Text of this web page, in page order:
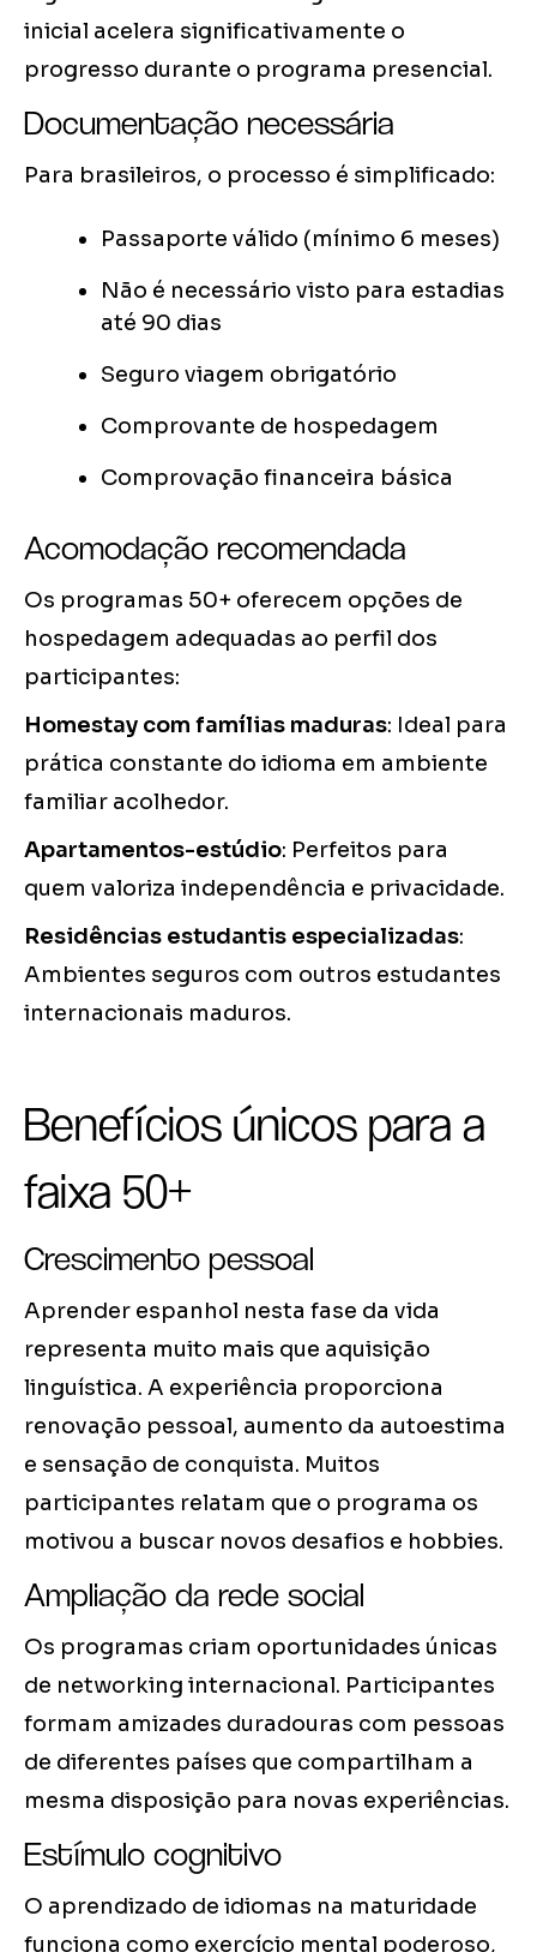
inicial acelera significativamente o
progresso durante o programa presencial.
Documentação necessária
Para brasileiros, o processo é simplificado:
Passaporte válido (mínimo 6 meses)
Não é necessário visto para estadias
até 90 dias
Seguro viagem obrigatório
Comprovante de hospedagem
Comprovação financeira básica
Acomodação recomendada
Os programas 50+ oferecem opções de
hospedagem adequadas ao perfil dos
participantes:
Homestay com famílias maduras: Ideal para
prática constante do idioma em ambiente
familiar acolhedor.
Apartamentos-estúdio: Perfeitos para
quem valoriza independência e privacidade.
Residências estudantis especializadas:
Ambientes seguros com outros estudantes
internacionais maduros.
Benefícios únicos para a
faixa 50+
Crescimento pessoal
Aprender espanhol nesta fase da vida
representa muito mais que aquisição
linguística. A experiência proporciona
renovação pessoal, aumento da autoestima
e sensação de conquista. Muitos
participantes relatam que o programa os
motivou a buscar novos desafios e hobbies.
Ampliação da rede social
Os programas criam oportunidades únicas
de networking internacional. Participantes
formam amizades duradouras com pessoas
de diferentes países que compartilham a
mesma disposição para novas experiências.
Estímulo cognitivo
O aprendizado de idiomas na maturidade
funciona como exercício mental poderoso,